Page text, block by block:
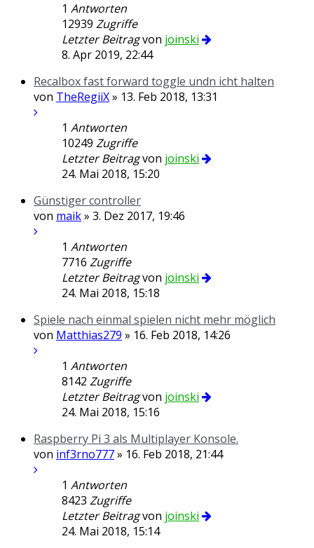
1 Antworten
12939 Zugriffe
Letzter Beitragvon joinski
8. Apr 2019, 22:44
Recalbox fast forward toggle undn icht halten
von TheRegiiX» 13. Feb 2018, 13:31
1 Antworten
10249 Zugriffe
Letzter Beitragvon joinski
24. Mai 2018, 15:20
Günstiger controller
von maik» 3. Dez 2017, 19:46
1 Antworten
7716 Zugriffe
Letzter Beitragvon joinski
24. Mai 2018, 15:18
Spiele nach einmal spielen nicht mehr möglich
von Matthias279 » 16. Feb 2018, 14:26
1 Antworten
8142 Zugriffe
Letzter Beitragvon joinski
24. Mai 2018, 15:16
Raspberry Pi 3 als Multiplayer Konsole.
von inf3rno777» 16. Feb 2018, 21:44
1 Antworten
8423 Zugriffe
Letzter Beitragvon joinski
24. Mai 2018, 15:14